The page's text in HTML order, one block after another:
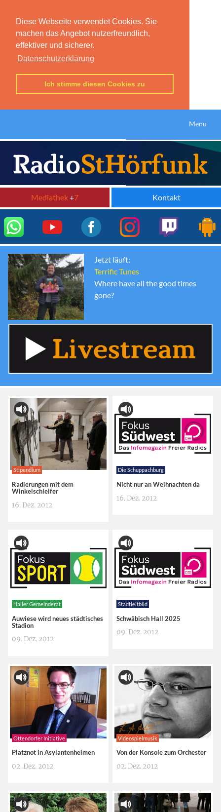
Diese Webseite verwendet Cookies. Sie
machen das Angebot nutzerfreundlich,
effektiver und sicherer.
Datenschutzerklärung
Ich stimme diesen Cookies zu
Menu
Mediathek+7 Kontakt
Jetzt läuft:
Terrific Tunes
Where have all the good times
gone?
Stipendium
Radierungen mit dem
Winkelschleifer
16. Dez. 2012
Die Schuppachburg
Nicht nur an Weihnachten da
16. Dez. 2012
Haller Gemeinderat
Auwiese wird neues städtisches
Stadion
09. Dez. 2012
Stadtleitbild
Schwäbisch Hall 2025
09. Dez. 2012
Ottendorfer Initiative
Platznot in Asylantenheimen
02. Dez. 2012
Videospielmusik
Von der Konsole zum Orchester
02. Dez. 2012